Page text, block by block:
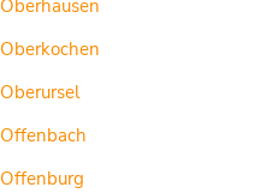
Oberhausen
Oberkochen
Oberursel
Offenbach
Offenburg